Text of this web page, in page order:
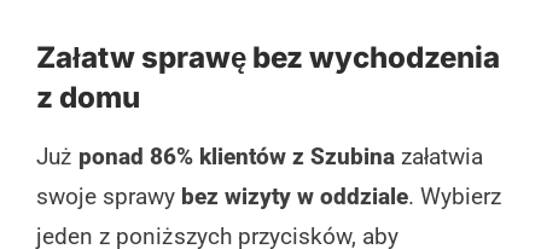
Załatw sprawę bez wychodzenia
z domu
Już ponad 86% klientów z Szubina załatwia
swoje sprawy bez wizyty w oddziale. Wybierz
jeden z poniższych przycisków, aby